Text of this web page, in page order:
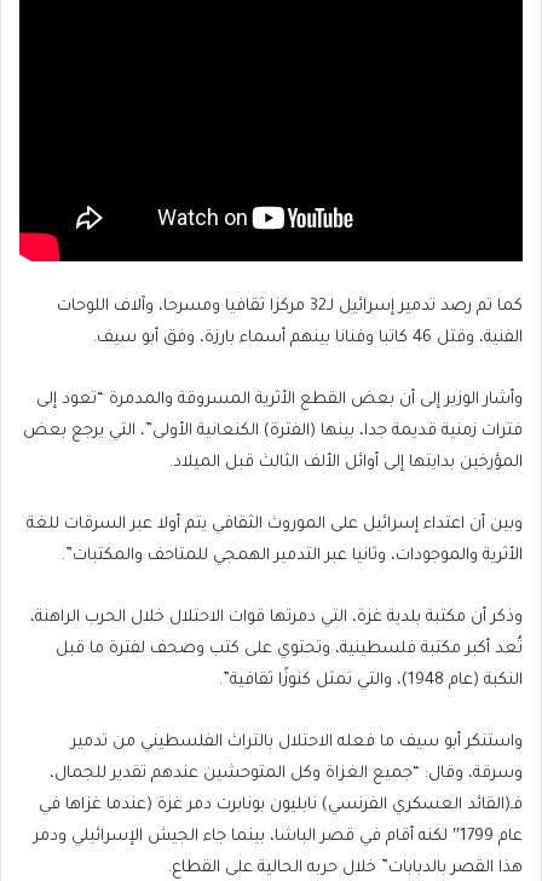
كما تم رصد تدمير إسرائيل لـ32 مركزا ثقافيا ومسرحا، وآلاف اللوحات
الفنية، وقتل 46 كاتبا وفنانا بينهم أسماء بارزة، وفق أبو سيف.
وأشار الوزير إلى أن بعض القطع الأثرية المسروقة والمدمرة “تعود إلى
فترات زمنية قديمة جدا، بينها (الفترة) الكنعانية الأولى”، التي يرجع بعض
المؤرخين بدايتها إلى أوائل الألف الثالث قبل الميلاد.
وبين أن اعتداء إسرائيل على الموروث الثقافي يتم أولا عبر السرقات للغة
الأثرية والموجودات، وثانيا عبر التدمير الهمجي للمتاحف والمكتبات”.
وذكر أن مكتبة بلدية غزة، التي دمرتها قوات الاحتلال خلال الحرب الراهنة،
تُعد أكبر مكتبة فلسطينية، وتحتوي على كتب وصحف لفترة ما قبل
النكبة (عام 1948)، والتي تمثل كنوزًا ثقافية”.
واستنكر أبو سيف ما فعله الاحتلال بالتراث الفلسطيني من تدمير
وسرقة، وقال: “جميع الغزاة وكل المتوحشين عندهم تقدير للجمال،
فـ(القائد العسكري الفرنسي) نابليون بونابرت دمر غزة (عندما غزاها في
عام 1799″ لكنه أقام في قصر الباشا، بينما جاء الجيش الإسرائيلي ودمر
هذا القصر بالدبابات” خلال حربه الحالية على القطاع.